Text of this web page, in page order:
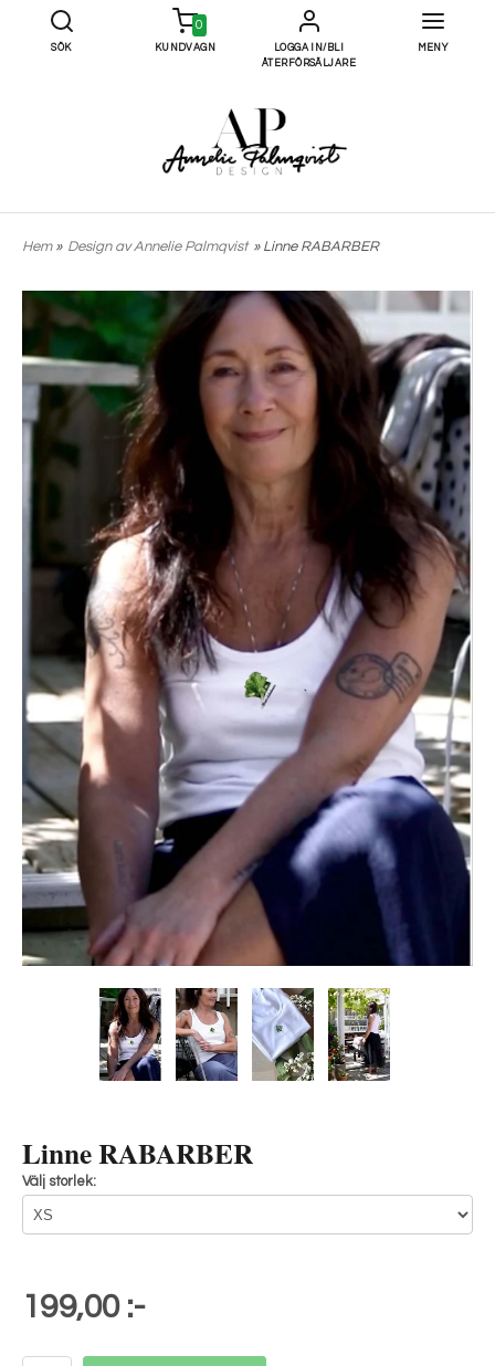
SÖK
0
KUNDVAGN
LOGGA IN/BLI
ÅTERFÖRSÄLJARE
MENY
Hem» Design av Annelie Palmqvist » Linne RABARBER
Linne RABARBER
Välj storlek:
199,00 :-